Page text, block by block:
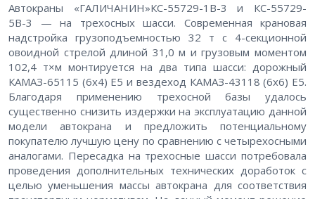
Автокраны «ГАЛИЧАНИН»КС-55729-1В-3 и КС-55729-
5В-3 — на трехосных шасси. Современная крановая
надстройка грузоподъемностью 32 т с 4-секционной
овоидной стрелой длиной 31,0 м и грузовым моментом
102,4 т×м монтируется на два типа шасси: дорожный
КАМАЗ-65115 (6х4) Е5 и вездеход КАМАЗ-43118 (6х6) Е5.
Благодаря применению трехосной базы удалось
существенно снизить издержки на эксплуатацию данной
модели автокрана и предложить потенциальному
покупателю лучшую цену по сравнению с четырехосными
аналогами. Пересадка на трехосные шасси потребовала
проведения дополнительных технических доработок с
целью уменьшения массы автокрана для соответствия